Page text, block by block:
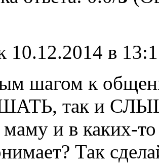
10.12.2014 в
шагом к
так и
и в каких-
Так